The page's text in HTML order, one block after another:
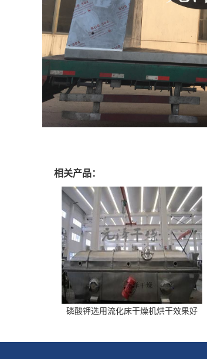
相关产品：
磷酸钾选用流化床干燥机烘干效果好